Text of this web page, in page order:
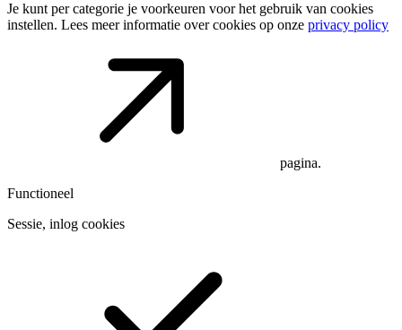
Je kunt per categorie je voorkeuren voor het gebruik van cookies
instellen. Lees meer informatie over cookies op onze privacy policy
pagina.
Functioneel
Sessie, inlog cookies